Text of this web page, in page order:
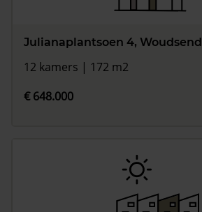
Julianaplantsoen 4, Woudsend
12 kamers | 172 m2
€ 648.000